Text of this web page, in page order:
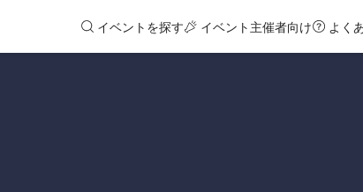
イベントを探す イベント主催者向け よく